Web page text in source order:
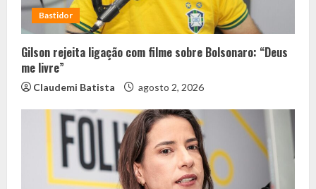
Bastidor
Gilson rejeita ligação com filme sobre Bolsonaro: “Deus
me livre”
Claudemi Batista agosto 2, 2026